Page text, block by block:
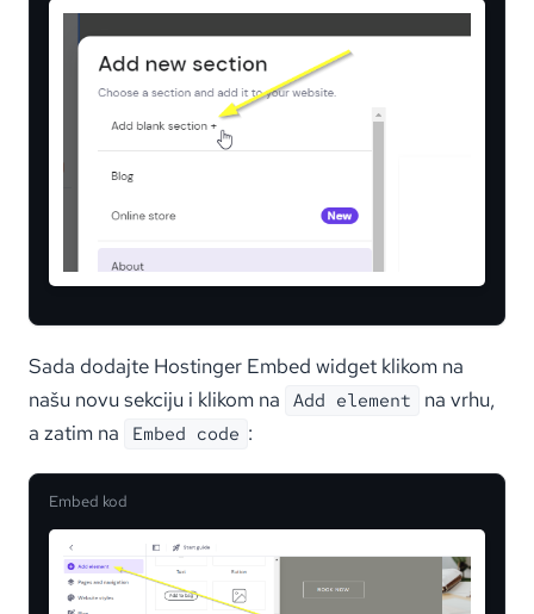
Sada dodajte Hostinger Embed widget klikom na
našu novu sekciju i klikom na Add element
na vrhu,
a zatim na
Embed code :
Embed kod